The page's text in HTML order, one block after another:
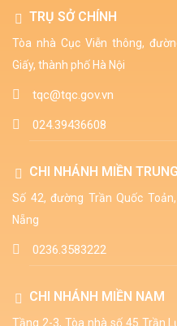
TRỤ SỞ CHÍNH
Tòa nhà Cục Viễn thông,
Giấy, thành phố Hà Nội
tqc@tqc.gov.vn
024.39436608
CHI NHÁNH MIỀN TRUNG
Số 42, đường Trần Quốc
Nẵng
0236.3583222
CHI NHÁNH MIỀN NAM
Tầng 2-3, Tòa nhà số 45 Trần